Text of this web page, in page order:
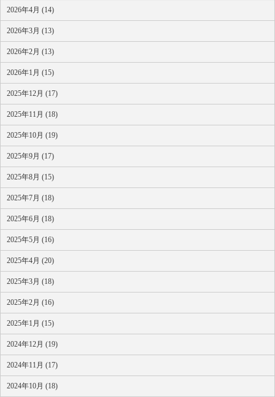
2026年4月 (14)
2026年3月 (13)
2026年2月 (13)
2026年1月 (15)
2025年12月 (17)
2025年11月 (18)
2025年10月 (19)
2025年9月 (17)
2025年8月 (15)
2025年7月 (18)
2025年6月 (18)
2025年5月 (16)
2025年4月 (20)
2025年3月 (18)
2025年2月 (16)
2025年1月 (15)
2024年12月 (19)
2024年11月 (17)
2024年10月 (18)